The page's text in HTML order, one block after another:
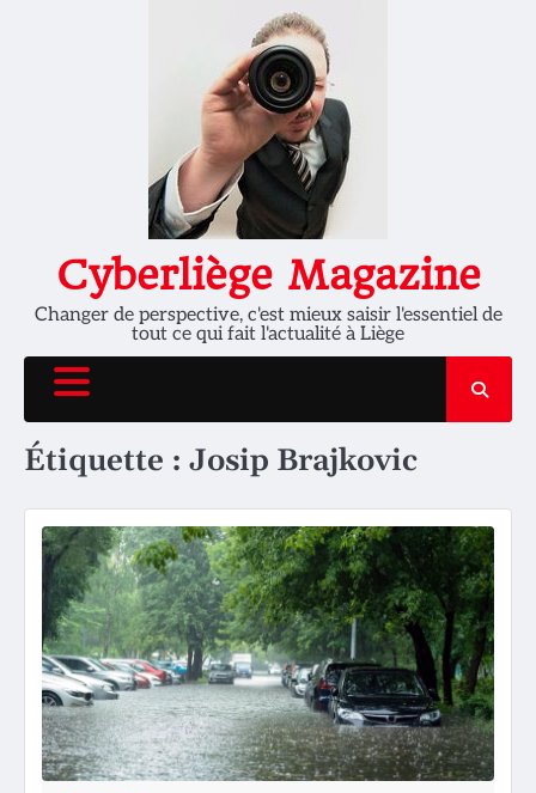
Cyberliège Magazine
Changer de perspective, c'est mieux saisir l'essentiel de
tout ce qui fait l'actualité à Liège
Étiquette : Josip Brajkovic